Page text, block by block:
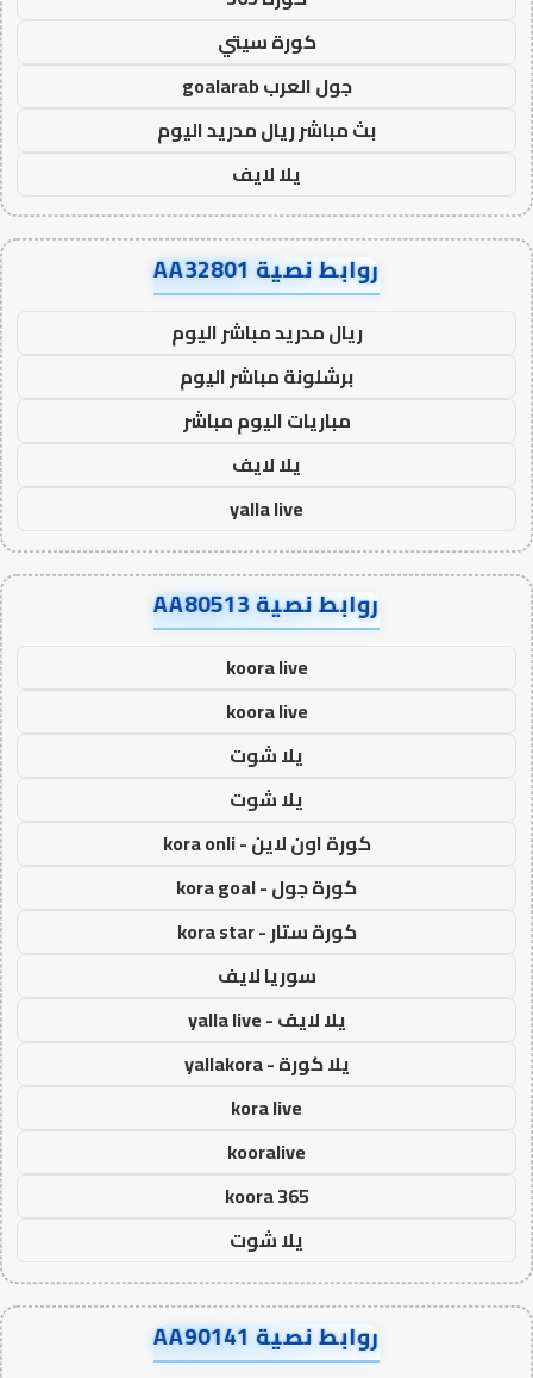
كورة سيتي
جول العرب goalarab
بث مباشر ريال مدريد اليوم
يلا لايف
روابط نصية AA32801
ريال مدريد مباشر اليوم
برشلونة مباشر اليوم
مباريات اليوم مباشر
يلا لايف
yalla live
روابط نصية AA80513
koora live
koora live
يلا شوت
يلا شوت
كورة اون لاين - kora onli
كورة جول - kora goal
كورة ستار - kora star
سوريا لايف
يلا لايف - yalla live
يلا كورة - yallakora
kora live
kooralive
koora 365
يلا شوت
روابط نصية AA90141